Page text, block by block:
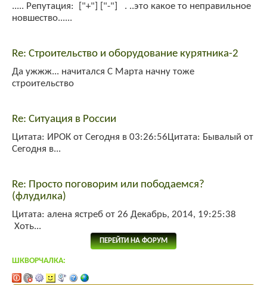
..... Репутация: ["+"] ["-"] . ..это какое то неправильное
новшество......
Re: Строительство и оборудование курятника-2
Да ужжж... начитался С Марта начну тоже
строительство
Re: Ситуация в России
Цитата: ИРОК от Сегодня в 03:26:56Цитата: Бывалый от
Сегодня в...
Re: Просто поговорим или пободаемся?
(флудилка)
Цитата: алена ястреб от 26 Декабрь, 2014, 19:25:38
Хоть...
ПЕРЕЙТИ НА ФОРУМ
ШКВОРЧАЛКА: